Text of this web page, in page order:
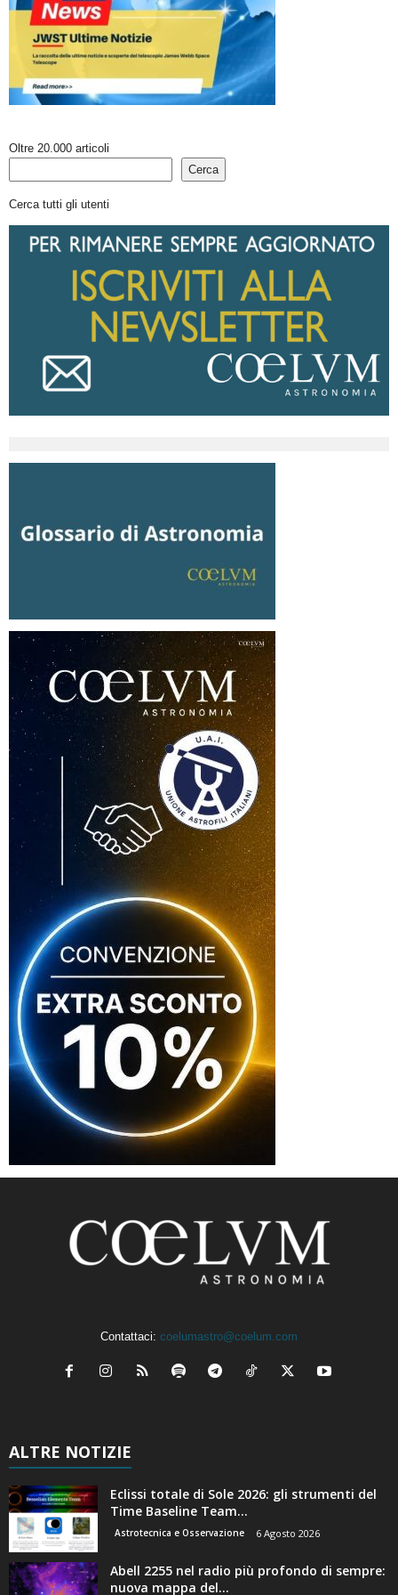
Oltre 20.000 articoli
Cerca
Cerca tutti gli utenti
Contattaci: coelumastro@coelum.com
ALTRE NOTIZIE
Eclissi totale di Sole 2026: gli strumenti del
Time Baseline Team...
Astrotecnica e Osservazione 6 Agosto 2026
Abell 2255 nel radio più profondo di sempre:
nuova mappa del...